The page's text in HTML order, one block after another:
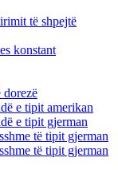
të shpejtë
konstant
dorezë
e tipit amerikan
e tipit gjerman
të tipit gjerman
të tipit gjerman